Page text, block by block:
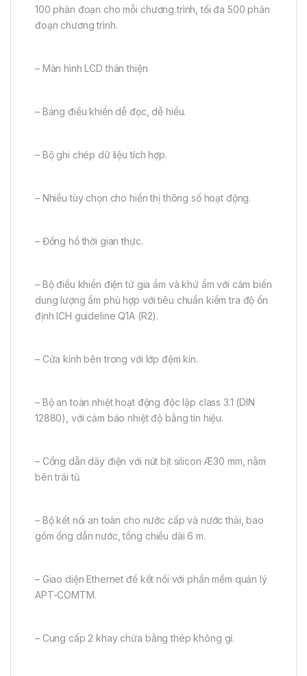
100 phân đoạn cho mỗi chương trình, tối đa 500 phân
đoạn chương trình.
– Màn hình LCD thân thiện
– Bảng điều khiển dễ đọc, dễ hiểu.
– Bộ ghi chép dữ liệu tích hợp.
– Nhiều tùy chọn cho hiển thị thông số hoạt động.
– Đồng hồ thời gian thực.
– Bộ điều khiển điện tử gia ẩm và khử ẩm với cảm biến
dung lượng ẩm phù hợp với tiêu chuẩn kiểm tra độ ổn
định ICH guideline Q1A (R2).
– Cửa kính bên trong với lớp đệm kín.
– Bộ an toàn nhiệt hoạt động độc lập class 3.1 (DIN
12880), với cảm báo nhiệt độ bằng tín hiệu.
– Cổng dẫn dây điện với nút bịt silicon Æ30 mm, nằm
bên trái tủ.
– Bộ kết nối an toàn cho nước cấp và nước thải, bao
gồm ống dẫn nước, tổng chiều dài 6 m.
– Giao diện Ethernet để kết nối với phần mềm quản lý
APT-COMTM.
– Cung cấp 2 khay chứa bằng thép không gỉ.